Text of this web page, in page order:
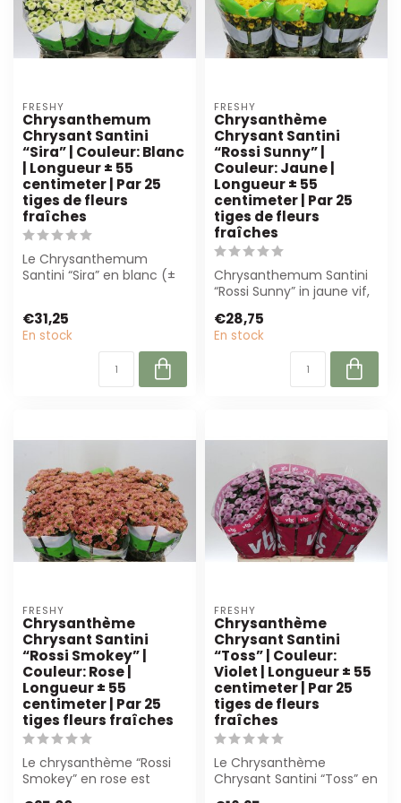
FRESHY
Chrysanthemum
Chrysant Santini
“Sira” | Couleur: Blanc
| Longueur ± 55
centimeter | Par 25
tiges de fleurs
fraîches
Le Chrysanthemum
Santini “Sira” en blanc (±
€31,25
En stock
FRESHY
Chrysanthème
Chrysant Santini
“Rossi Sunny” |
Couleur: Jaune |
Longueur ± 55
centimeter | Par 25
tiges de fleurs
fraîches
Chrysanthemum Santini
“Rossi Sunny” in jaune vif,
Parfait...
€28,75
En stock
FRESHY
Chrysanthème
Chrysant Santini
“Rossi Smokey” |
Couleur: Rose |
Longueur ± 55
centimeter | Par 25
tiges fleurs fraîches
Le chrysanthème “Rossi
Smokey” en rose est
FRESHY
Chrysanthème
Chrysant Santini
“Toss” | Couleur:
Violet | Longueur ± 55
centimeter | Par 25
tiges de fleurs
fraîches
Le Chrysanthème
Chrysant Santini “Toss” en